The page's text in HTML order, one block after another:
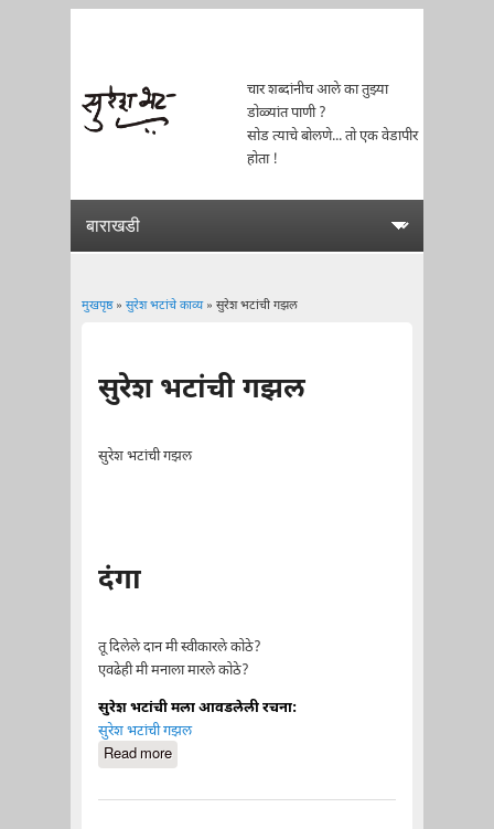
चार शब्दांनीच आले का तुझ्या
डोळ्यांत पाणी ?
सोड त्याचे बोलणे... तो एक वेडापीर
होता !
मुखपृष्ठ» सुरेश भटांचे काव्य» सुरेश भटांची गझल
सुरेश भटांची गझल
सुरेश भटांची गझल
दंगा
तू दिलेले दान मी स्वीकारले कोठे?
एवढेही मी मनाला मारले कोठे?
सुरेश भटांची मला आवडलेली रचना:
सुरेश भटांची गझल
Read moreabout दंगा